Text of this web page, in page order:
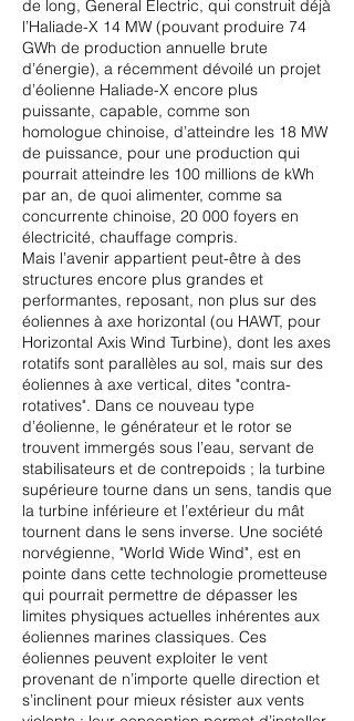
de long, General Electric, qui construit déjà
l’Haliade-X 14 MW (pouvant produire 74
GWh de production annuelle brute
d’énergie), a récemment dévoilé un projet
d’éolienne Haliade-X encore plus
puissante, capable, comme son
homologue chinoise, d’atteindre les 18 MW
de puissance, pour une production qui
pourrait atteindre les 100 millions de kWh
par an, de quoi alimenter, comme sa
concurrente chinoise, 20 000 foyers en
électricité, chauffage compris.
Mais l’avenir appartient peut-être à des
structures encore plus grandes et
performantes, reposant, non plus sur des
éoliennes à axe horizontal (ou HAWT, pour
Horizontal Axis Wind Turbine), dont les axes
rotatifs sont parallèles au sol, mais sur des
éoliennes à axe vertical, dites "contra-
rotatives". Dans ce nouveau type
d’éolienne, le générateur et le rotor se
trouvent immergés sous l’eau, servant de
stabilisateurs et de contrepoids ; la turbine
supérieure tourne dans un sens, tandis que
la turbine inférieure et l’extérieur du mât
tournent dans le sens inverse. Une société
norvégienne, "World Wide Wind", est en
pointe dans cette technologie prometteuse
qui pourrait permettre de dépasser les
limites physiques actuelles inhérentes aux
éoliennes marines classiques. Ces
éoliennes peuvent exploiter le vent
provenant de n’importe quelle direction et
s’inclinent pour mieux résister aux vents